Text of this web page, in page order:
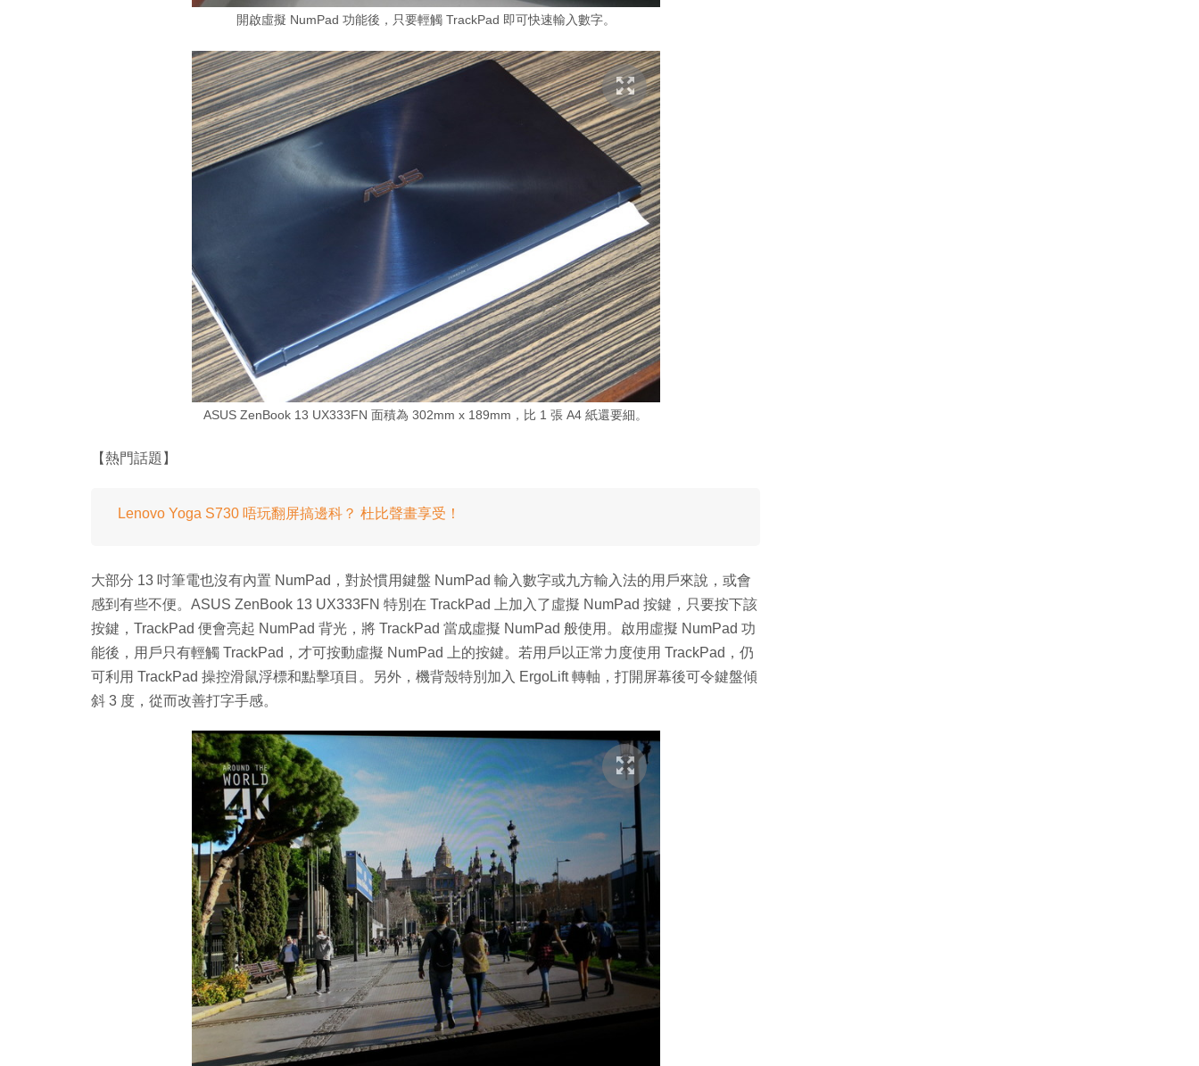
開啟虛擬 NumPad 功能後，只要輕觸 TrackPad 即可快速輸入數字。
ASUS ZenBook 13 UX333FN 面積為 302mm x 189mm，比 1 張 A4 紙還要細。
【熱門話題】
Lenovo Yoga S730 唔玩翻屏搞邊科？ 杜比聲畫享受！
大部分 13 吋筆電也沒有內置 NumPad，對於慣用鍵盤 NumPad 輸入數字或九方輸入法的用戶來說，或會
感到有些不便。ASUS ZenBook 13 UX333FN 特別在 TrackPad 上加入了虛擬 NumPad 按鍵，只要按下該
按鍵，TrackPad 便會亮起 NumPad 背光，將 TrackPad 當成虛擬 NumPad 般使用。啟用虛擬 NumPad 功
能後，用戶只有輕觸 TrackPad，才可按動虛擬 NumPad 上的按鍵。若用戶以正常力度使用 TrackPad，仍
可利用 TrackPad 操控滑鼠浮標和點擊項目。另外，機背殼特別加入 ErgoLift 轉軸，打開屏幕後可令鍵盤傾
斜 3 度，從而改善打字手感。